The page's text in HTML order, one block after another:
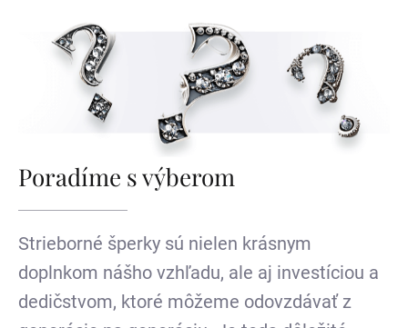
Poradíme s výberom
Strieborné šperky sú nielen krásnym
doplnkom nášho vzhľadu, ale aj investíciou a
dedičstvom, ktoré môžeme odovzdávať z